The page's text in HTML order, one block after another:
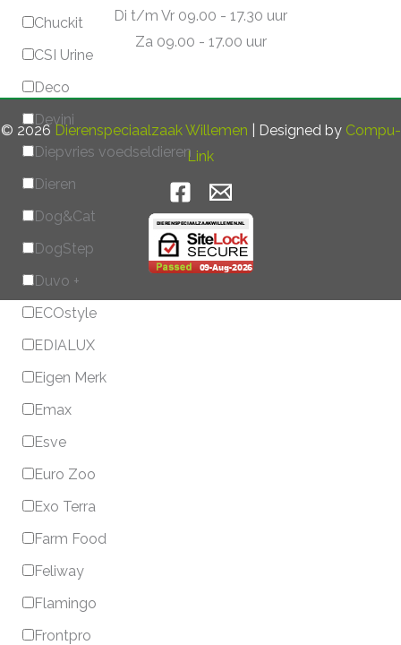
Chuckit
CSI Urine
Deco
Devini
Diepvries voedseldieren
Dieren
Dog&Cat
DogStep
Duvo +
ECOstyle
EDIALUX
Eigen Merk
Emax
Esve
Euro Zoo
Exo Terra
Farm Food
Feliway
Flamingo
Frontpro
Di t/m Vr 09.00 - 17.30 uur
Za 09.00 - 17.00 uur
© 2026 Dierenspeciaalzaak Willemen | Designed by Compu-
Link